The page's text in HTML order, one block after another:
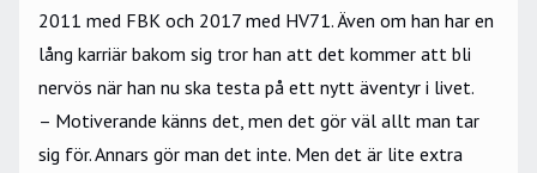
2011 med FBK och 2017 med HV71. Även om han har en
lång karriär bakom sig tror han att det kommer att bli
nervös när han nu ska testa på ett nytt äventyr i livet.
– Motiverande känns det, men det gör väl allt man tar
sig för. Annars gör man det inte. Men det är lite extra